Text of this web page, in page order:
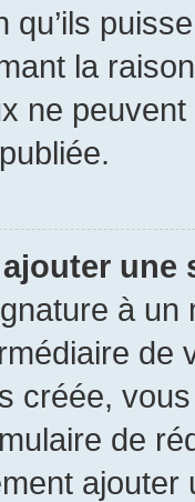
qu’ils
la
ne
une
à un
créée,
de